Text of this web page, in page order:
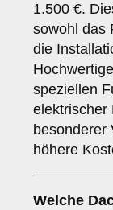
1.500 €.
sowohl das
die
speziellen
elektrischer
besonderer
höhere
Welche